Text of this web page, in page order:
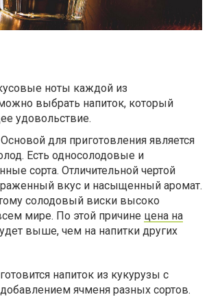
ноты каждой из
выбрать напиток, который
удовольствие.
для приготовления является
Есть односолодовые и
сорта. Отличительной чертой
вкус и насыщенный аромат.
солодовый виски высоко
мире. По этой причине цена на
выше, чем на напитки других
напиток из кукурузы с
ячменя разных сортов.